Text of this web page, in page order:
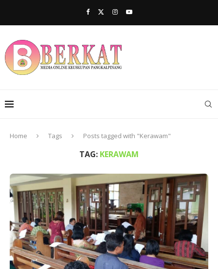
Home Tags Posts tagged with "Kerawam"
TAG: KERAWAM